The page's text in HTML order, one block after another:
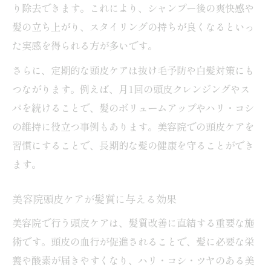
り除去できます。これにより、シャンプー後の爽快感や
髪の立ち上がり、スタイリングの持ちが良くなるといっ
た実感を得られる方が多いです。
さらに、定期的な頭皮ケアは抜け毛予防や白髪対策にも
つながります。例えば、月1回の頭皮クレンジングやス
パを続けることで、髪のボリュームアップやハリ・コシ
の維持に役立つ事例もあります。美容院での頭皮ケアを
習慣にすることで、長期的な髪の健康を守ることができ
ます。
美容院頭皮ケアが髪質に与える効果
美容院で行う頭皮ケアは、髪質改善に直結する重要な施
術です。頭皮の血行が促進されることで、髪に必要な栄
養や酸素が届きやすくなり、ハリ・コシ・ツヤのある美